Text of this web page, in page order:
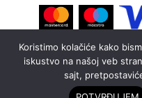
Koristimo kolačiće kako
iskustvo na našoj veb
sajt,